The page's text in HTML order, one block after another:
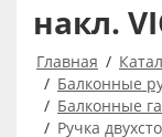
накл.
Главная
Балконные
Балконные
Ручка